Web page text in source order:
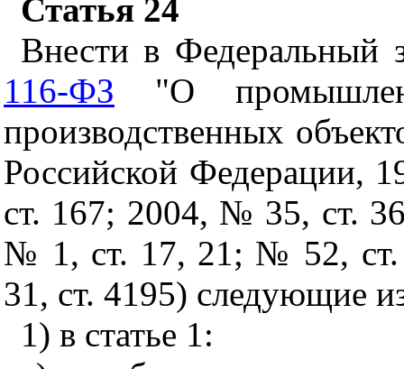
Статья 24
Внести в
116-ФЗ "О
производственных
Российской Федерации,
ст. 167; 2004, № 35, ст.
№ 1, ст. 17, 21; № 52,
31, ст. 4195) следующие
1) в статье 1: